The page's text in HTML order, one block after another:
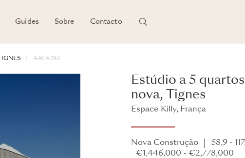
Guides Sobre Contacto
TIGNES AAFA283
Estúdio a 5
nova, Tignes
Espace Killy, França
Nova Construção 58,9 -
€1,446,000 - €2,778,000